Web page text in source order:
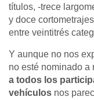
títulos, -trece
y doce
entre veintitrés
Y aunque no nos
no esté nominado a
a todos los
vehículos nos